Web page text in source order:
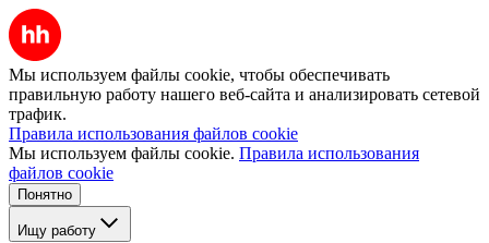
Мы используем файлы cookie, чтобы обеспечивать
правильную работу нашего веб-сайта и анализировать сетевой
трафик.
Правила использования файлов cookie
Мы используем файлы cookie. Правила использования
файлов cookie
Понятно
Ищу работу